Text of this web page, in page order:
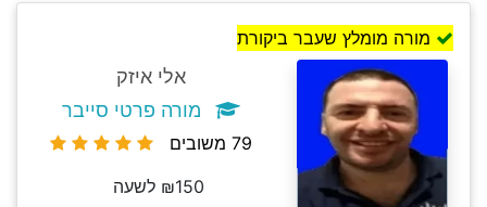
מורה מומלץ שעבר ביקורת
אלי איזק
מורה פרטי סייבר
79 משובים
₪150 לשעה